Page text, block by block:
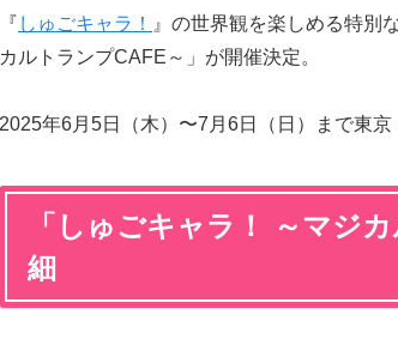
『 しゅごキャラ！ 』の世界観を楽しめる特別
カルトランプCAFE～」が開催決定。
2025年6月5日（木）〜7月6日（日）まで東
「しゅごキャラ！ ～マジ
細